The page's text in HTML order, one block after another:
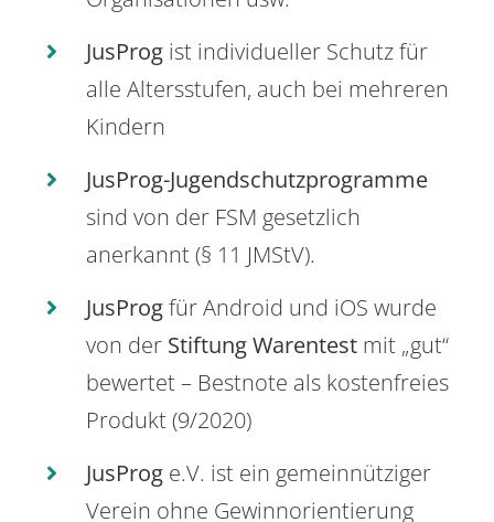
JusProg ist individueller Schutz für
alle Altersstufen, auch bei mehreren
Kindern
JusProg-Jugendschutzprogramme
sind von der FSM gesetzlich
anerkannt (§ 11 JMStV).
JusProgfür Android und iOS wurde
von der Stiftung Warentest mit „gut“
bewertet – Bestnote als kostenfreies
Produkt (9/2020)
JusProg e.V. ist ein gemeinnütziger
Verein ohne Gewinnorientierung